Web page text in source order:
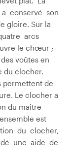
conservé son
gloire. Sur la
arcs
le chœur ;
voûtes en
du clocher.
permettent de
Le clocher a
du maître
est
du clocher,
une aide de